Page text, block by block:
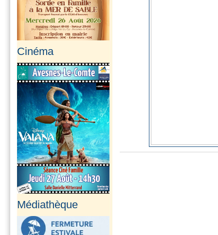
Cinéma
Médiathèque